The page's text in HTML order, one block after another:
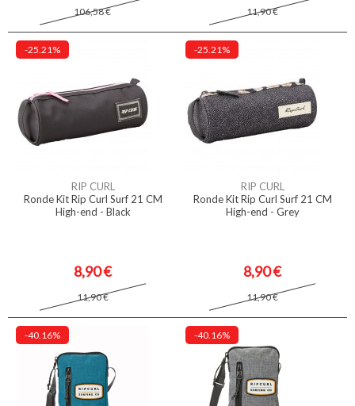
106,58 € 11,90 €
-25.21%
RIP CURL
Ronde Kit Rip Curl Surf 21 CM
High-end - Black
8,90 €
11,90 €
-25.21%
RIP CURL
Ronde Kit Rip Curl Surf 21 CM
High-end - Grey
8,90 €
11,90 €
-40.16% -40.16%